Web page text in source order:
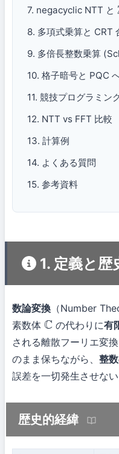
7. negacyclic NTT と
8. 多項式乗算と CRT
9. 多倍長整数乗算
10. 格子暗号と PQC
11. 競技プログラミン
12. NTT vs FFT 比較
13. 計算例
14. よくある質問
15. 参考資料
1. 定義と歴
数論変換 （Number
素数体 C の代わりに有
される離散フーリエ変
のまま保ちながら、 整
誤差を一切発生させない
歴史的経緯